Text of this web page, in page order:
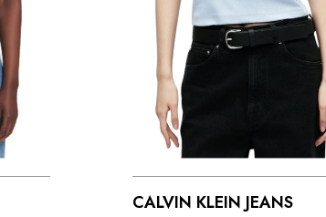
CALVIN KLEIN JEANS